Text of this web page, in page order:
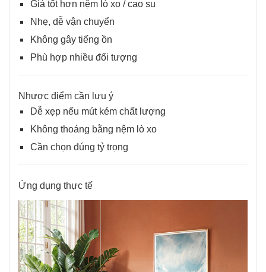
Giá tốt hơn nệm lò xo / cao su
Nhẹ, dễ vận chuyển
Không gây tiếng ồn
Phù hợp nhiều đối tượng
Nhược điểm cần lưu ý
Dễ xẹp nếu mút kém chất lượng
Không thoáng bằng nệm lò xo
Cần chọn đúng tỷ trọng
Ứng dụng thực tế